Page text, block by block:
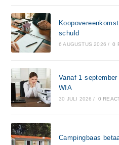
schuld
6 AUGUSTUS 2026 / 0
Vanaf 1
WIA
30 JULI 2026 / 0
Campingbaas